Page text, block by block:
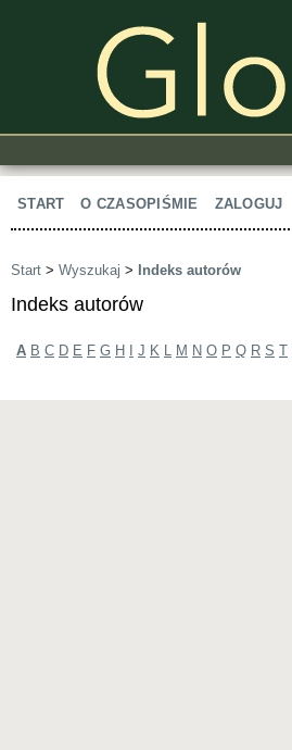
START O CZASOPIŚMIE ZALOGUJ
Start > Wyszukaj > Indeks autorów
Indeks autorów
A B C D E F G H J K L M N O P Q R S T